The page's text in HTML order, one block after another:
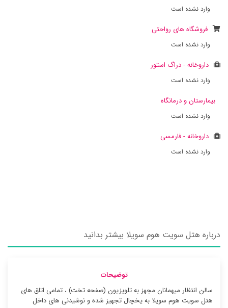
وارد نشده است
فروشگاه های رواحتی
وارد نشده است
داروخانه - دراگ استور
وارد نشده است
بیمارستان و درمانگاه
وارد نشده است
داروخانه - فارمسی
وارد نشده است
درباره هتل سویت هوم سویلا بیشتر بدانید
توضیحات
سالن انتظار میهمانان مجهز به تلویزیون (صفحه تخت) ، تمامی اتاق های
هتل سویت هوم سویلا به یخچال تجهیز شده و نوشیدنی های داخل